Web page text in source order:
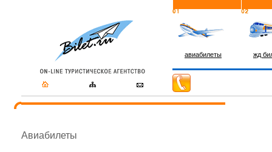
авиабилеты жд
Авиабилеты